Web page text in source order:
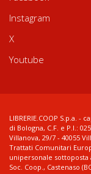
Instagram
X
Youtube
LIBRERIE.COOP S.p.a.
di Bologna, C.F. e P.I.:
Villanova, 29/7 - 40055
Trattati Comunitari
unipersonale sottoposta
Soc. Coop., Castenaso